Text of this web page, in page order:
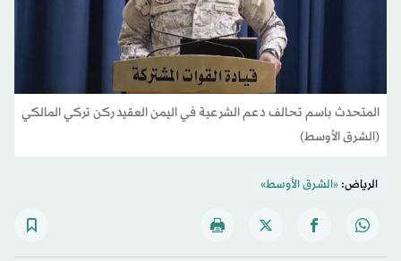
المتحدث باسم تحالف دعم الشرعية في اليمن العقيد ركن تركي المالكي
(الشرق الأوسط)
الرياض:«الشرق الأوسط»